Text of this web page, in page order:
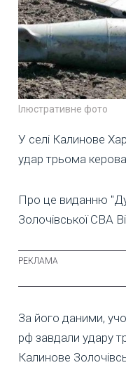
Ілюстративне фото
У селі Калинове
удар трьома
Про це виданню
Золочівської СВА
За його даними,
рф завдали удару
Калинове